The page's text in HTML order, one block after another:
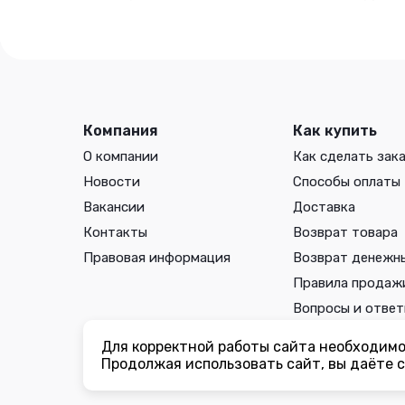
Компания
О компании
Новости
Вакансии
Контакты
Правовая информация
Как купить
Как сделать
Способы оплаты
Доставка
Возврат товара
Возврат
Правила
Вопросы и
Вы принимаете условия политики в отношении обработки
соглашениякаждый раз, когда оставляете свои данные в
ogorodmarket.com.
Для корректной работы сайта
Продолжая использовать сайт, вы даёте